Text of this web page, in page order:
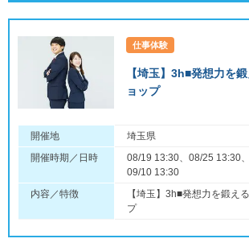
仕事体験
【埼玉】3h■発想力を
ョップ
開催地
埼玉県
開催時期／日時
08/19 13:30、08/25 13:30
09/10 13:30
内容／特徴
【埼玉】3h■発想力を鍛え
プ